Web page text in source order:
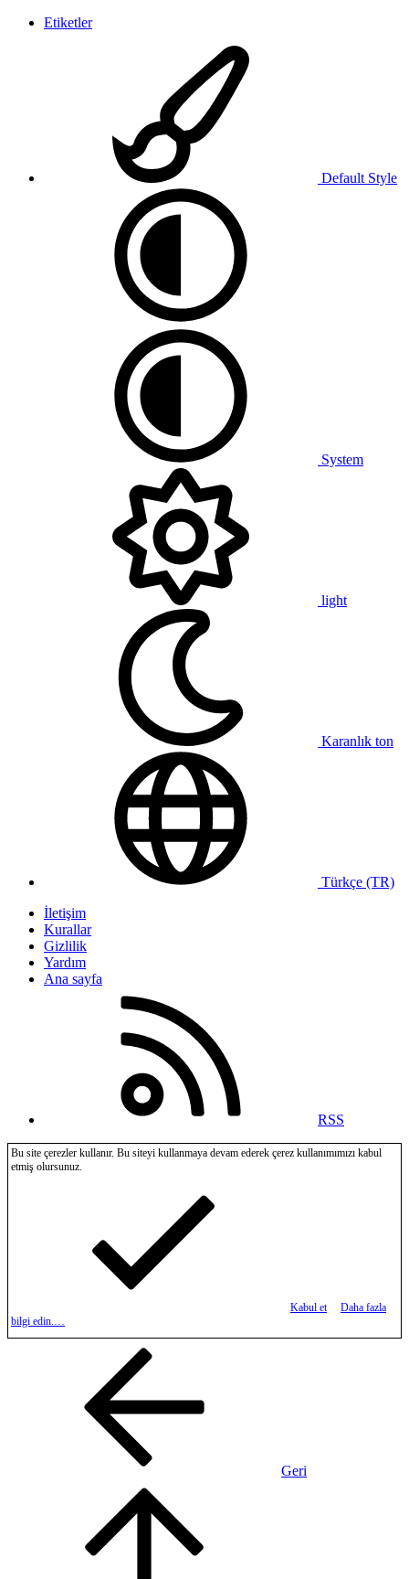
Etiketler
Default Style
System
light
Karanlık ton
Türkçe (TR)
İletişim
Kurallar
Gizlilik
Yardım
Ana sayfa
RSS
Bu site çerezler kullanır. Bu siteyi kullanmaya devam ederek çerez kullanımımızı kabul
etmiş olursunuz.
Kabul et
Daha fazla
bilgi edin.…
Geri